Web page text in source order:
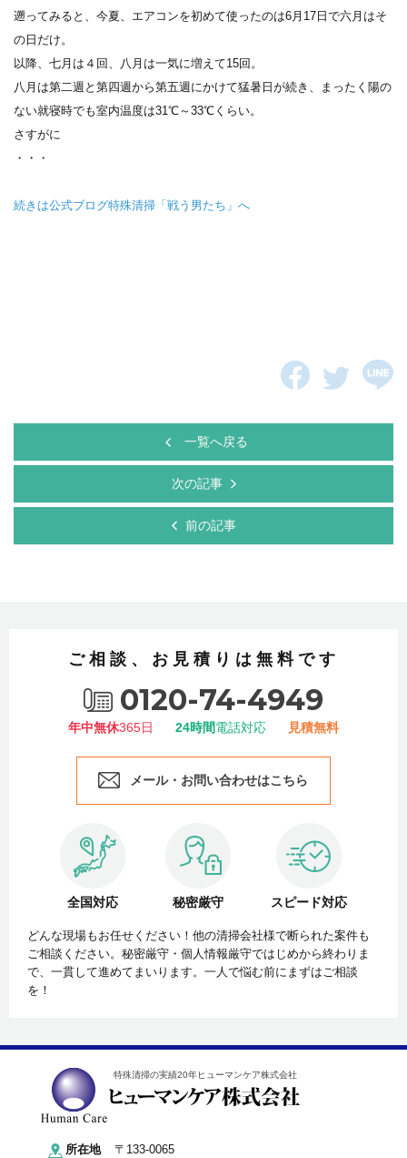
遡ってみると、今夏、エアコンを初めて使ったのは6月17日で六月はそ
の日だけ。
以降、七月は４回、八月は一気に増えて15回。
八月は第二週と第四週から第五週にかけて猛暑日が続き、まったく陽の
ない就寝時でも室内温度は31℃～33℃くらい。
さすがに
・・・
続きは公式ブログ特殊清掃「戦う男たち」へ
一覧へ戻る
次の記事
前の記事
ご相談、お見積りは無料です
0120-74-4949
年中無休365日 24時間電話対応 見積無料
メール・お問い合わせはこちら
全国対応 秘密厳守 スピード対応
どんな現場もお任せください！他の清掃会社様で断られた案件も
ご相談ください。秘密厳守・個人情報厳守ではじめから終わりま
で、一貫して進めてまいります。一人で悩む前にまずはご相談
を！
特殊清掃の実績20年ヒューマンケア株式会社
所在地 〒133-0065